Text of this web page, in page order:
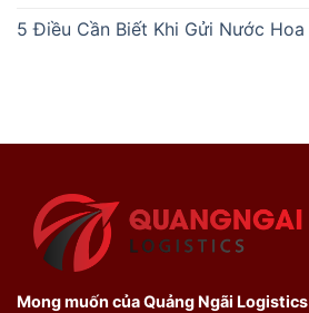
5 Điều Cần Biết Khi Gửi Nước
Mong muốn của Quảng Ngãi